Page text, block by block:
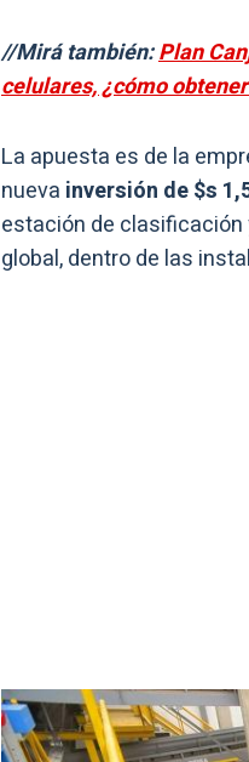
//Mirá también:Plan
celulares, ¿cómo
La apuesta es de la
nueva inversión de $s
estación de
global, dentro de las